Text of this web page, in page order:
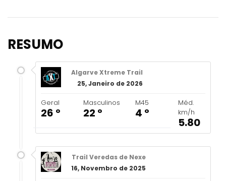
RESUMO
Algarve Xtreme Trail
25, Janeiro de 2026
Geral
26 º
Masculinos
22 º
M45
4 º
Méd.
km/h
5.80
Trail Veredas de Nexe
16, Novembro de 2025